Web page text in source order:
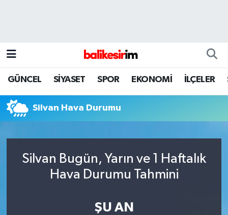
GÜNCEL SİYASET SPOR EKONOMİ İLÇELER
Silvan Hava Durumu
Silvan Bugün, Yarın ve 1 Haftalık
Hava Durumu Tahmini
ŞU AN